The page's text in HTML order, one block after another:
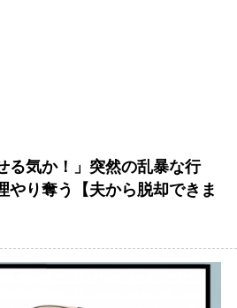
る気か！」突然の乱暴な行
り奪う【夫から脱却できま